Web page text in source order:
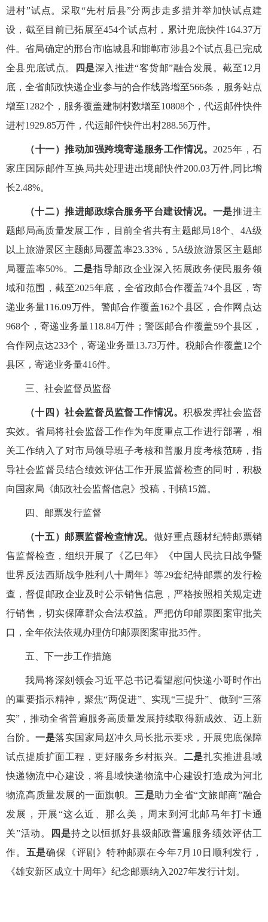
进村”试点。采取“先村后县”分两步走多措并举加快试点建
设，截至目前已拓展至454个试点村，累计兜底快件164.37万
件。省局确定的邢台市临城县和邯郸市涉县2个试点县已完成
全县兜底试点。
四是深入推进“客货邮”融合发展。截至 12月
底，全省邮政快递企业参与的合作线路增至566条，服务站点
增至1282个，服务覆盖建制村数增至10808个，代运邮件快件
进村1929.85万件，代运邮件快件出村288.56万件。
（十一）推动加强跨境寄递服务工作情况。2025年，石
家庄国际邮件互换局共处理进出境邮快件200.03万件,同比增
长2.48%。
（十二）推进邮政综合服务平台建设情况。 一是推进主
题邮局高质量发展工作，目前全省共有主题邮局18个、4A级
以上旅游景区主题邮局覆盖率23.33%，5A级旅游景区主题邮
局覆盖率50%。 二是指导邮政企业深入拓展政务便民服务领
域和范围，截至2025年底，全省政邮合作覆盖74个县区，寄
递业务量116.09万件。警邮合作覆盖162个县区，合作网点达
968个，寄递业务量118.84万件；警医邮合作覆盖59个县区，
合作网点达233个，寄递业务量13.73万件。税邮合作覆盖12个
县区，寄递业务量416件。
三、社会监督员监督
（十四）社会监督员监督工作情况。积极发挥社会监督
实效。省局将社会监督工作作为年度重点工作进行部署，相
关工作纳入了对市局领导班子考核和普服月度考核范畴，指
导社会监督员结合绩效评估工作开展监督检查的同时，积极
向国家局《邮政社会监督信息》投稿，刊稿15篇。
四、邮票发行监督
（十五）邮票监督检查情况。 做好重点题材纪特邮票销
售监督检查， 组织开展了《乙巳年》《中国人民抗日战争暨
世界反法西斯战争胜利八十周年》等29套纪特邮票的发行检
查，督促邮政企业及时公示销售信息 ，严格按照相关规定进
行销售， 切实保障群众合法权益。严把仿印邮票图案审批关
口，全年依法依规办理仿印邮票图案审批35件。
五、下一步工作措施
我局将深刻领会习近平总书记看望慰问快递小哥时作出
的重要指示精神，聚焦“两促进”、实现“三提升”、做到“三落
实”，推动全省普遍服务高质量发展持续取得新成效、迈上新
台阶。一是落实国家局赵冲久局长批示要求，开展兜底保障
试点提质扩面工程，更好服务乡村振兴。 二是扎实推进县域
快递物流中心建设，将县域快递物流中心建设打造成为河北
物流高质量发展的一面旗帜。 三是助力全省“文旅邮商”融合
发展，开展“这么近、那么美，周末到河北邮马年打卡通
关”活动。
四是持之以恒抓好县级邮政普遍服务绩效评估工
作。 五是确保《评剧》特种邮票在今年7月10日顺利发行，
《雄安新区成立十周年》纪念邮票纳入2027年发行计划。